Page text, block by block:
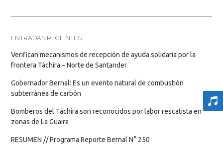
ENTRADAS RECIENTES
Verifican mecanismos de recepción de ayuda solidaria por la
frontera Táchira – Norte de Santander
Gobernador Bernal: Es un evento natural de combustión
subterránea de carbón
Bomberos del Táchira son reconocidos por labor rescatista en
zonas de La Guaira
RESUMEN // Programa Reporte Bernal N° 250